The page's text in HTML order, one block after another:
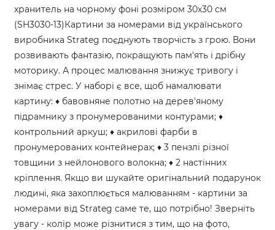
хранитель на чорному фоні розміром 30х30 см
(SH3030-13)Картини за номерами від українського
виробника Strateg поєднують творчість з грою. Вони
розвивають фантазію, покращують пам'ять і дрібну
моторику. А процес малювання знижує тривогу і
знімає стрес. У наборі є все, щоб намалювати
картину: ♦ бавовняне полотно на дерев'яному
підрамнику з пронумерованими контурами; ♦
контрольний аркуш; ♦ акрилові фарби в
пронумерованих контейнерах; ♦ 3 пензлі різної
товщини з нейлонового волокна; ♦ 2 настінних
кріплення. Якщо ви шукайте оригінальний подарунок
людині, яка захоплюється малюванням - картини за
номерами від Strateg саме те, що потрібно! Зверніть
увагу - колір може різнитися з тим, що на фото,